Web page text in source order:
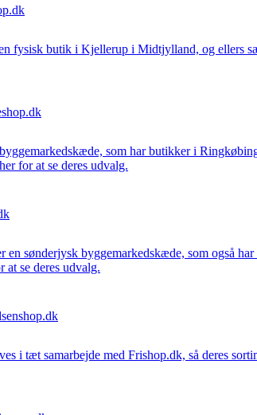
fysisk butik i Kjellerup i Midtjylland, og ellers
som har butikker i
for at se deres udvalg.
en sønderjysk byggemarkedskæde, som også
se deres udvalg.
i tæt samarbejde med Frishop.dk, så deres